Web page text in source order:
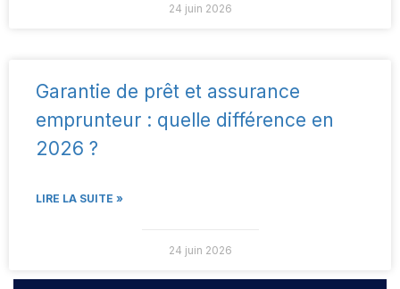
24 juin 2026
Garantie de prêt et assurance
emprunteur : quelle différence en
2026 ?
LIRE LA SUITE »
24 juin 2026